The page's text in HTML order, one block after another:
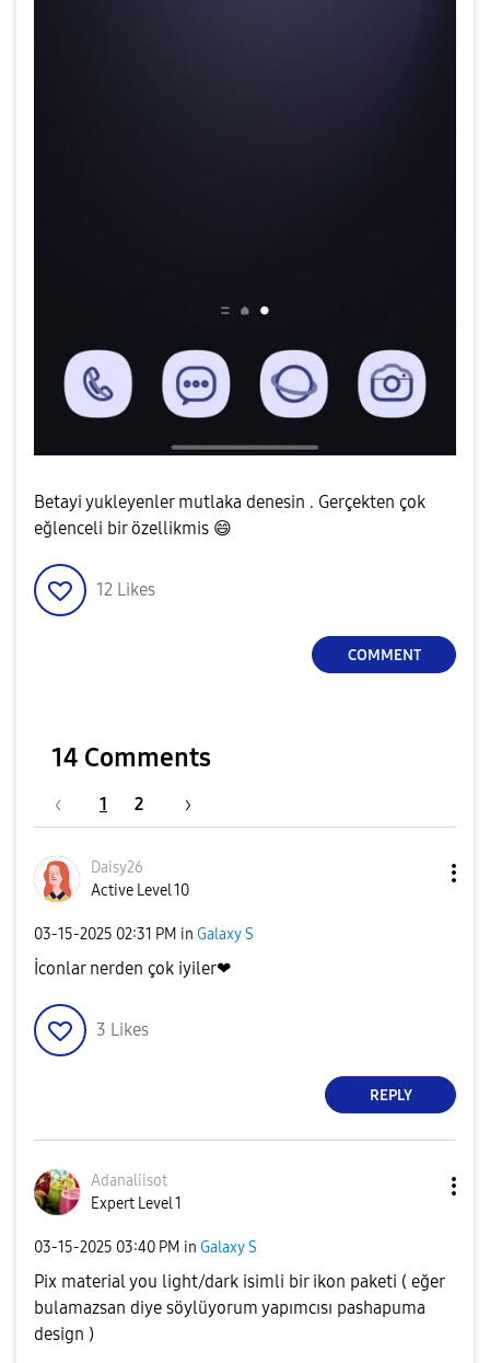
Betayi yukleyenler mutlaka denesin . Gerçekten çok
eğlenceli bir özellikmis 😄
12 Likes
COMMENT
14 Comments
1 2
Daisy26
Active Level 10
‎03-15-2025 02:31 PM in Galaxy S
İconlar nerden çok iyiler❤
3 Likes
REPLY
Adanaliisot
Expert Level 1
‎03-15-2025 03:40 PM in Galaxy S
Pix material you light/dark isimli bir ikon paketi ( eğer
bulamazsan diye söylüyorum yapımcısı pashapuma
design )